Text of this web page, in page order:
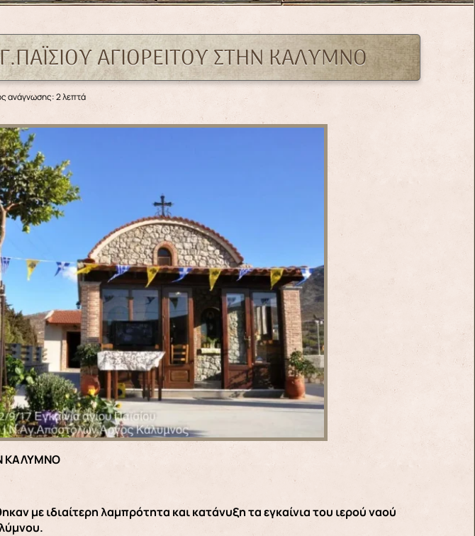
ΑΓΙΟΡΕΙΤΟΥ ΣΤΗΝ ΚΑΛΥΜΝΟ
ανάγνωσης: 2 λεπτά
ΚΑΛΥΜΝΟ
με ιδιαίτερη λαμπρότητα και κατάνυξη τα εγκαίνια του ιερού ναού